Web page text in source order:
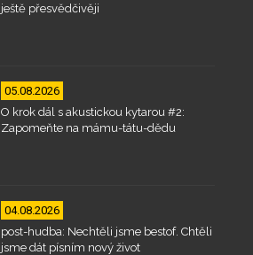
ještě přesvědčivěji
05.08.2026
O krok dál s akustickou kytarou #2:
Zapomeňte na mámu-tátu-dědu
04.08.2026
post-hudba: Nechtěli jsme bestof. Chtěli
jsme dát písním nový život